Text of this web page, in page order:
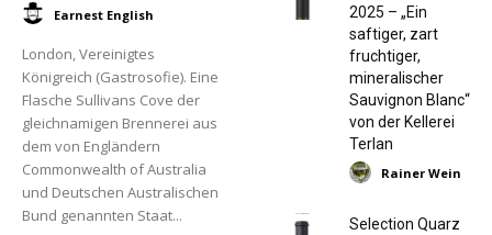
Earnest English
London, Vereinigtes
Königreich (Gastrosofie). Eine
Flasche Sullivans Cove der
gleichnamigen Brennerei aus
dem von Engländern
Commonwealth of Australia
und Deutschen Australischen
Bund genannten Staat...
2025 – „Ein
saftiger, zart
fruchtiger,
mineralischer
Sauvignon Blanc“
von der Kellerei
Terlan
Rainer Wein
Selection Quarz